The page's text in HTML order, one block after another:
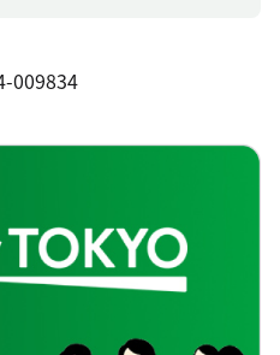
009834